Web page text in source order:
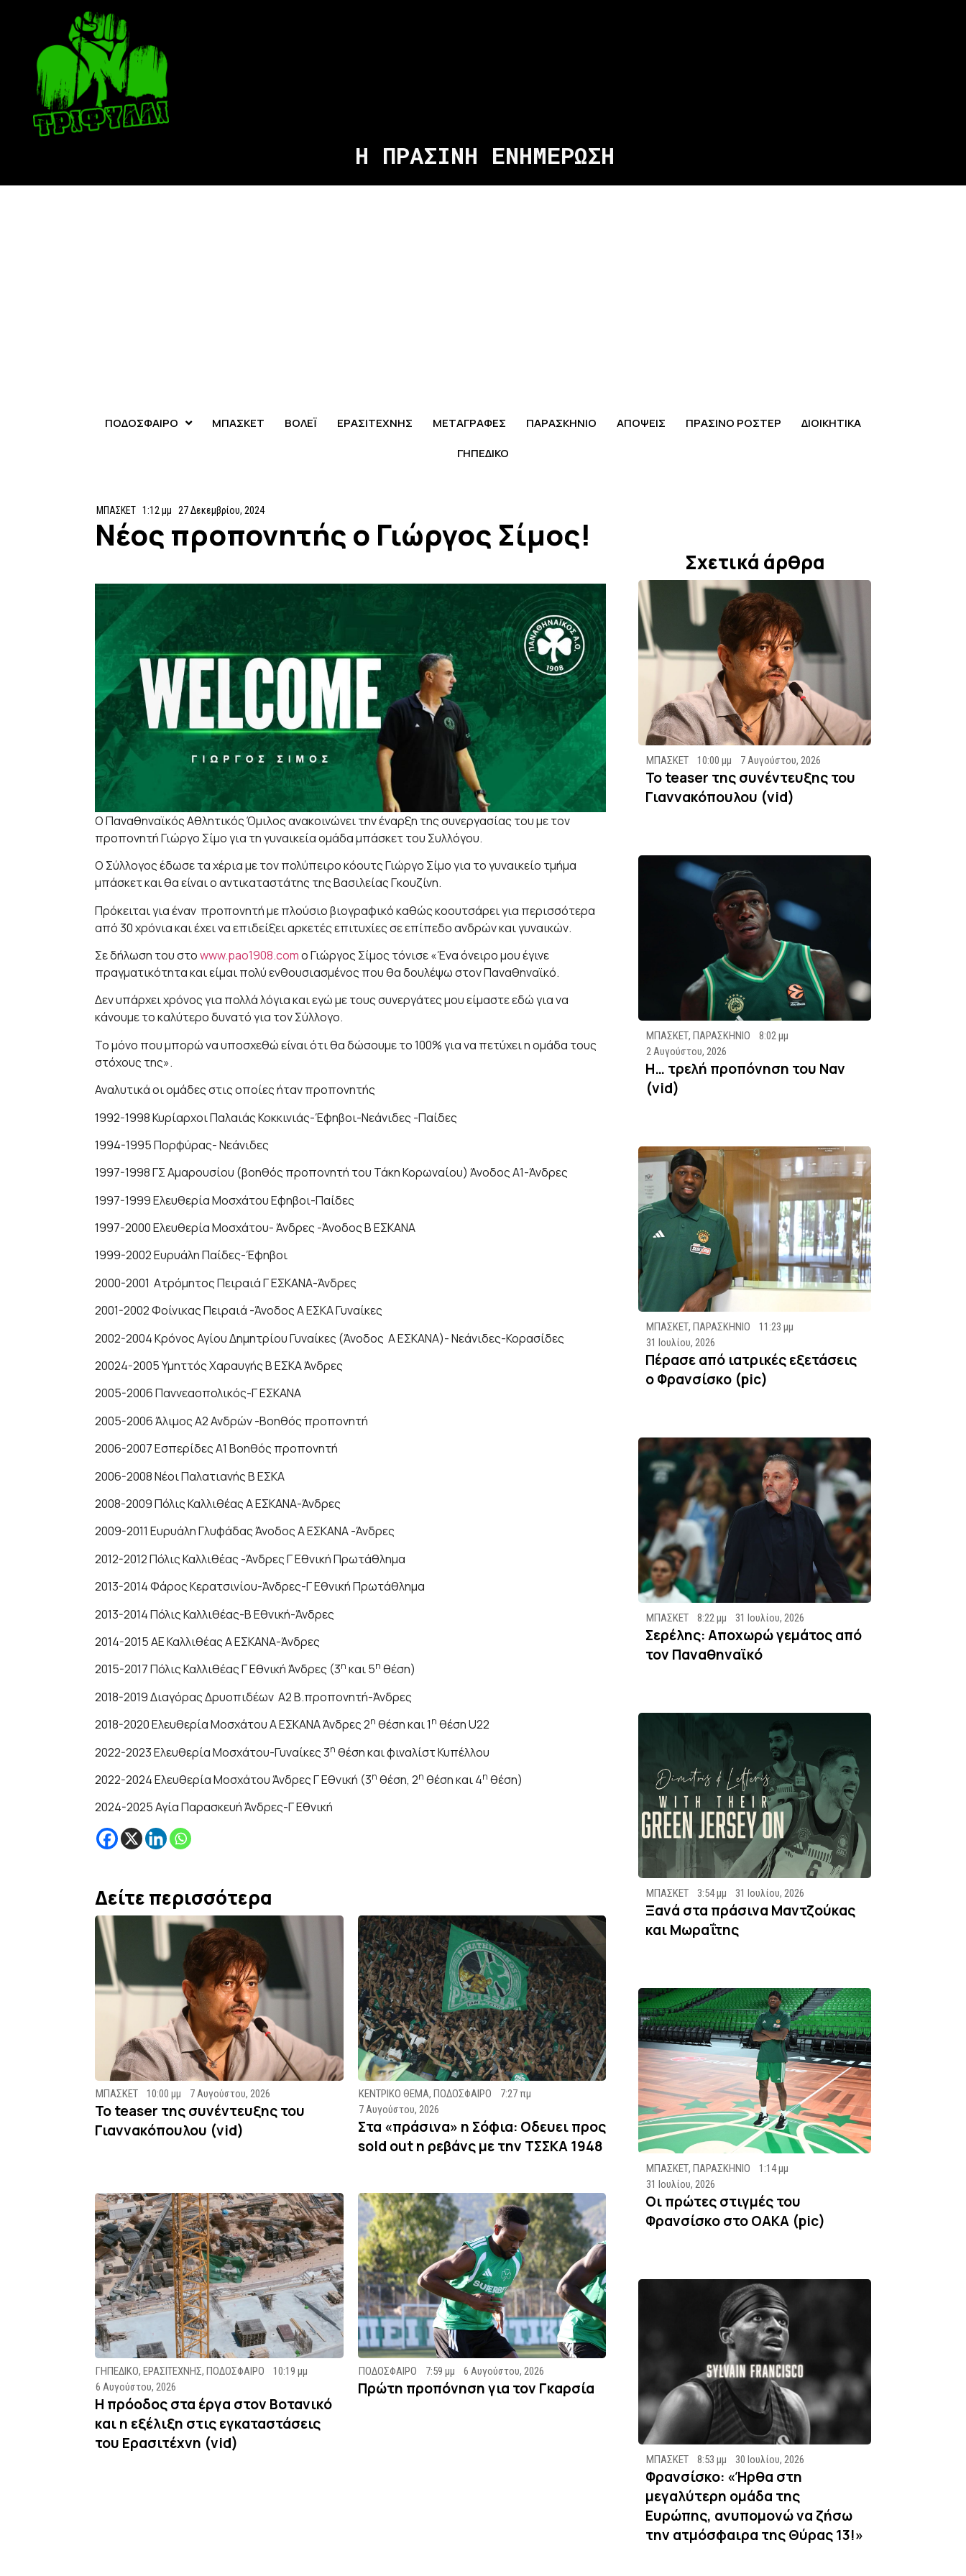
Η ΠΡΑΣΙΝΗ ΕΝΗΜΕΡΩΣΗ
ΠΟΔΟΣΦΑΙΡΟ ΜΠΑΣΚΕΤ ΒΟΛΕΪ ΕΡΑΣΙΤΕΧΝΗΣ ΜΕΤΑΓΡΑΦΕΣ ΠΑΡΑΣΚΗΝΙΟ ΑΠΟΨΕΙΣ ΠΡΑΣΙΝΟ ΡΟΣΤΕΡ
ΔΙΟΙΚΗΤΙΚΑ
ΓΗΠΕΔΙΚΟ
ΜΠΑΣΚΕΤ 1:12 μμ 27 Δεκεμβρίου, 2024
Νέος προπονητής ο Γιώργος Σίμος!
Ο Παναθηναϊκός Αθλητικός Όμιλος ανακοινώνει την έναρξη της συνεργασίας του με τον
προπονητή Γιώργο Σίμο για τη γυναικεία ομάδα μπάσκετ του Συλλόγου.
Ο Σύλλογος έδωσε τα χέρια με τον πολύπειρο κόουτς Γιώργο Σίμο για το γυναικείο τμήμα
μπάσκετ και θα είναι ο αντικαταστάτης της Βασιλείας Γκουζίνη.
Πρόκειται για έναν προπονητή με πλούσιο βιογραφικό καθώς κοουτσάρει για περισσότερα
από 30 χρόνια και έχει να επιδείξει αρκετές επιτυχίες σε επίπεδο ανδρών και γυναικών.
Σε δήλωση του στοwww.pao1908.comο Γιώργος Σίμος τόνισε «Ένα όνειρο μου έγινε
πραγματικότητα και είμαι πολύ ενθουσιασμένος που θα δουλέψω στον Παναθηναϊκό.
Δεν υπάρχει χρόνος για πολλά λόγια και εγώ με τους συνεργάτες μου είμαστε εδώ για να
κάνουμε το καλύτερο δυνατό για τον Σύλλογο.
Το μόνο που μπορώ να υποσχεθώ είναι ότι θα δώσουμε το 100% για να πετύχει η ομάδα τους
στόχους της».
Αναλυτικά οι ομάδες στις οποίες ήταν προπονητής
1992-1998 Κυρίαρχοι Παλαιάς Κοκκινιάς-Έφηβοι-Νεάνιδες -Παίδες
1994-1995 Πορφύρας- Νεάνιδες
1997-1998 ΓΣ Αμαρουσίου (βοηθός προπονητή του Τάκη Κορωναίου) Άνοδος Α1-Άνδρες
1997-1999 Ελευθερία Μοσχάτου Εφηβοι-Παίδες
1997-2000 Ελευθερία Μοσχάτου- Άνδρες -Άνοδος Β ΕΣΚΑΝΑ
1999-2002 Ευρυάλη Παίδες-Έφηβοι
2000-2001 Ατρόμητος Πειραιά Γ ΕΣΚΑΝΑ-Άνδρες
2001-2002 Φοίνικας Πειραιά -Άνοδος Α ΕΣΚΑ Γυναίκες
2002-2004 Κρόνος Αγίου Δημητρίου Γυναίκες (Άνοδος Α ΕΣΚΑΝΑ)- Νεάνιδες-Κορασίδες
20024-2005 Υμηττός Χαραυγής Β ΕΣΚΑ Άνδρες
2005-2006 Παννεαοπολικός-Γ ΕΣΚΑΝΑ
2005-2006 Άλιμος Α2 Ανδρών -Βοηθός προπονητή
2006-2007 Εσπερίδες Α1 Βοηθός προπονητή
2006-2008 Νέοι Παλατιανής Β ΕΣΚΑ
2008-2009 Πόλις Καλλιθέας Α ΕΣΚΑΝΑ-Άνδρες
2009-2011 Ευρυάλη Γλυφάδας Άνοδος Α ΕΣΚΑΝΑ -Άνδρες
2012-2012 Πόλις Καλλιθέας -Άνδρες Γ Εθνική Πρωτάθλημα
2013-2014 Φάρος Κερατσινίου-Άνδρες-Γ Εθνική Πρωτάθλημα
2013-2014 Πόλις Καλλιθέας-Β Εθνική-Άνδρες
2014-2015 ΑΕ Καλλιθέας Α ΕΣΚΑΝΑ-Άνδρες
2015-2017 Πόλις Καλλιθέας Γ Εθνική Άνδρες (3η και 5η θέση)
2018-2019 Διαγόρας Δρυοπιδέων Α2 Β.προπονητή-Άνδρες
2018-2020 Ελευθερία Μοσχάτου Α ΕΣΚΑΝΑ Άνδρες 2η θέση και 1η θέση U22
2022-2023 Ελευθερία Μοσχάτου-Γυναίκες 3η θέση και φιναλίστ Κυπέλλου
2022-2024 Ελευθερία Μοσχάτου Άνδρες Γ Εθνική (3η θέση, 2η θέση και 4η θέση)
2024-2025 Αγία Παρασκευή Άνδρες-Γ Εθνική
Δείτε περισσότερα
ΜΠΑΣΚΕΤ 10:00 μμ 7 Αυγούστου, 2026
To teaser της συνέντευξης του
Γιαννακόπουλου (vid)
ΚΕΝΤΡΙΚΟ ΘΕΜΑ, ΠΟΔΟΣΦΑΙΡΟ
7:27 πμ
7 Αυγούστου, 2026
Στα «πράσινα» η Σόφια: Οδευει προς
sold out η ρεβάνς με την ΤΣΣΚΑ 1948
ΓΗΠΕΔΙΚΟ, ΕΡΑΣΙΤΕΧΝΗΣ, ΠΟΔΟΣΦΑΙΡΟ
10:19 μμ
6 Αυγούστου, 2026
Η πρόοδος στα έργα στον Βοτανικό
και η εξέλιξη στις εγκαταστάσεις
του Ερασιτέχνη (vid)
ΠΟΔΟΣΦΑΙΡΟ 7:59 μμ 6 Αυγούστου, 2026
Πρώτη προπόνηση για τον Γκαρσία
Σχετικά άρθρα
ΜΠΑΣΚΕΤ 10:00 μμ 7 Αυγούστου, 2026
To teaser της συνέντευξης του
Γιαννακόπουλου (vid)
ΜΠΑΣΚΕΤ, ΠΑΡΑΣΚΗΝΙΟ
8:02 μμ
2 Αυγούστου, 2026
Η… τρελή προπόνηση του Ναν
(vid)
ΜΠΑΣΚΕΤ, ΠΑΡΑΣΚΗΝΙΟ
11:23 μμ
31 Ιουλίου, 2026
Πέρασε από ιατρικές εξετάσεις
ο Φρανσίσκο (pic)
ΜΠΑΣΚΕΤ 8:22 μμ 31 Ιουλίου, 2026
Σερέλης: Αποχωρώ γεμάτος από
τον Παναθηναϊκό
ΜΠΑΣΚΕΤ 3:54 μμ 31 Ιουλίου, 2026
Ξανά στα πράσινα Μαντζούκας
και Μωραΐτης
ΜΠΑΣΚΕΤ, ΠΑΡΑΣΚΗΝΙΟ
1:14 μμ
31 Ιουλίου, 2026
Οι πρώτες στιγμές του
Φρανσίσκο στο ΟΑΚΑ (pic)
ΜΠΑΣΚΕΤ 8:53 μμ 30 Ιουλίου, 2026
Φρανσίσκο: «Ήρθα στη
μεγαλύτερη ομάδα της
Ευρώπης, ανυπομονώ να ζήσω
την ατμόσφαιρα της Θύρας 13!»